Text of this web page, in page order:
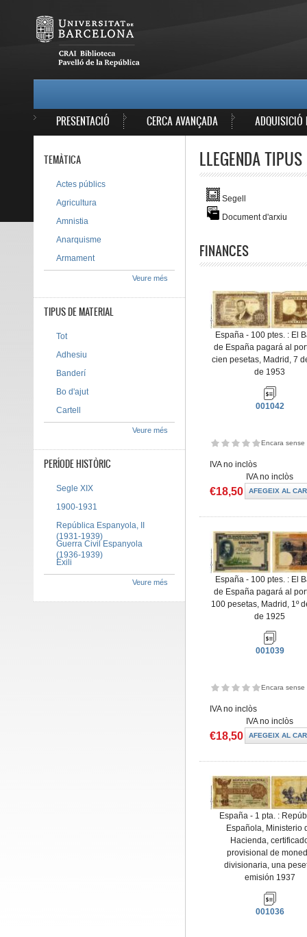
PRESENTACIÓ CERCA AVANÇADA ADQUISICIÓ
LLEGENDA
Segell
Document d'arxiu
FINANCES
España - 100 ptes. : El
de España pagará al
cien pesetas, Madrid, 7
de 1953
001042
Encara sense
IVA no inclòs
IVA no inclòs
€18,50
España - 100 ptes. : El
de España pagará al
100 pesetas, Madrid, 1º
de 1925
001039
Encara sense
IVA no inclòs
IVA no inclòs
€18,50
España - 1 pta. :
Española, Ministerio
Hacienda,
provisional de
divisionaria, una
emisión 1937
001036
TEMÀTICA
Actes públics
Agricultura
Amnistia
Anarquisme
Armament
Veure més
TIPUS DE MATERIAL
Tot
Adhesiu
Banderí
Bo d'ajut
Cartell
Veure més
PERÍODE HISTÒRIC
Segle XIX
1900-1931
República Espanyola, II
(1931-1939)
Guerra Civil Espanyola
(1936-1939)
Exili
Veure més